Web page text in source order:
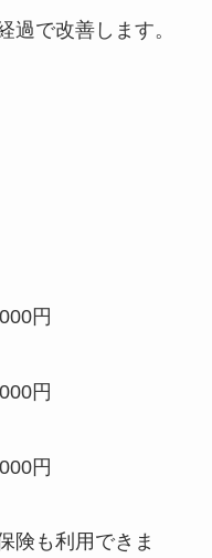
過で改善します。
円
円
円
険も利用できま